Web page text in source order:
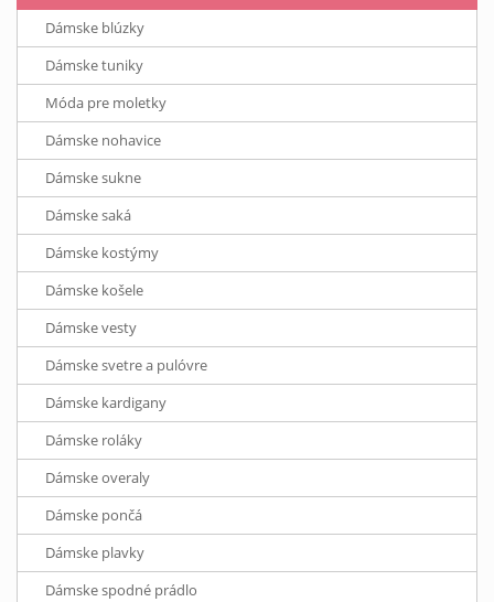
Dámske blúzky
Dámske tuniky
Móda pre moletky
Dámske nohavice
Dámske sukne
Dámske saká
Dámske kostýmy
Dámske košele
Dámske vesty
Dámske svetre a pulóvre
Dámske kardigany
Dámske roláky
Dámske overaly
Dámske pončá
Dámske plavky
Dámske spodné prádlo